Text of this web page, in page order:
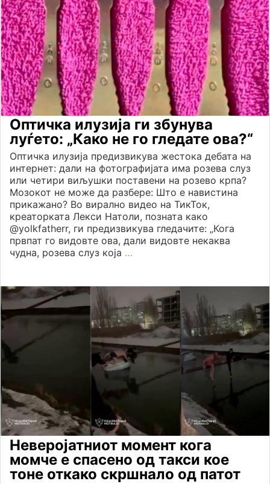
Оптичка илузија ги збунува
луѓето: „Како не го гледате ова?“
Оптичка илузија предизвикува жестока дебата на
интернет: дали на фотографијата има розева слуз
или четири виљушки поставени на розево крпа?
Мозокот не може да разбере: Што е навистина
прикажано? Во вирално видео на ТикТок,
креаторката Лекси Натоли, позната како
@yolkfatherr, ги предизвикува гледачите: „Кога
првпат го видовте ова, дали видовте некаква
чудна, розева слуз која …
Неверојатниот момент кога
момче е спасено од такси кое
тоне откако скршнало од патот